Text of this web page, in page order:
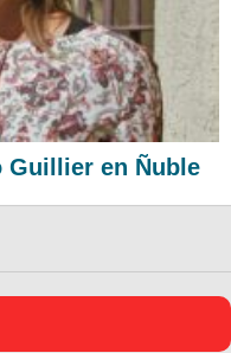
Guillier en Ñuble